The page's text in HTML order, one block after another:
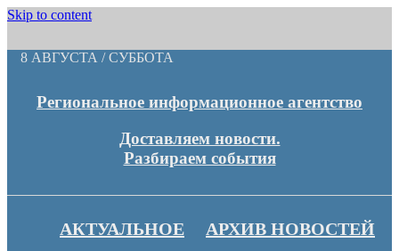
Skip to content
8 АВГУСТА / СУББОТА
Региональное информационное агентство
Доставляем новости.
Разбираем события
АКТУАЛЬНОЕ
АРХИВ НОВОСТЕЙ